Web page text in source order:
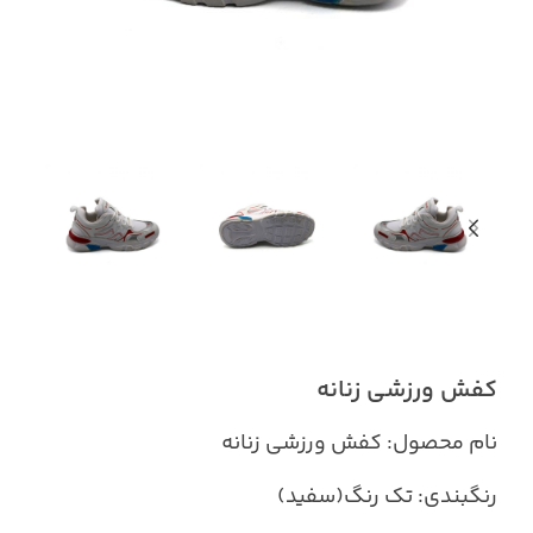
کفش ورزشی زنانه
نام محصول: کفش ورزشی زنانه
رنگبندی: تک رنگ(سفید)